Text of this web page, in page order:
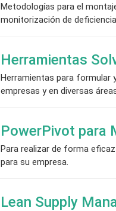
Metodologías para el
monitorización de
Herramientas
Herramientas para formular
empresas y en diversas
PowerPivot para
Para realizar de forma
para su empresa.
Lean Supply